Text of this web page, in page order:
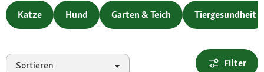
Katze Hund Garten & Teich Tiergesundheit
Sortieren Filter